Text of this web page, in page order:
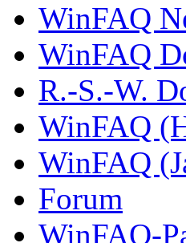
WinFAQ
WinFAQ
R.-S.-W.
WinFAQ
WinFAQ
Forum
WinFAQ-